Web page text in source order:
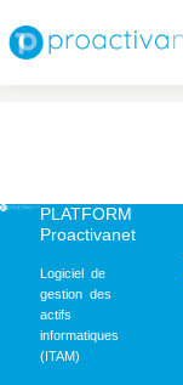
PLATFORM
Proactivanet
Logiciel de
gestion des
actifs
informatiques
(ITAM)